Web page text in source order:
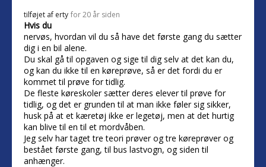
tilføjet af erty for 20 år siden
Hvis du
nervøs, hvordan vil du så have det første gang du sætter
dig i en bil alene.
Du skal gå til opgaven og sige til dig selv at det kan du,
og kan du ikke til en køreprøve, så er det fordi du er
kommet til prøve for tidlig.
De fleste køreskoler sætter deres elever til prøve for
tidlig, og det er grunden til at man ikke føler sig sikker,
husk på at et kæretøj ikke er legetøj, men at det hurtig
kan blive til en til et mordvåben.
Jeg selv har taget tre teori prøver og tre køreprøver og
bestået første gang, til bus lastvogn, og siden til
anhænger.